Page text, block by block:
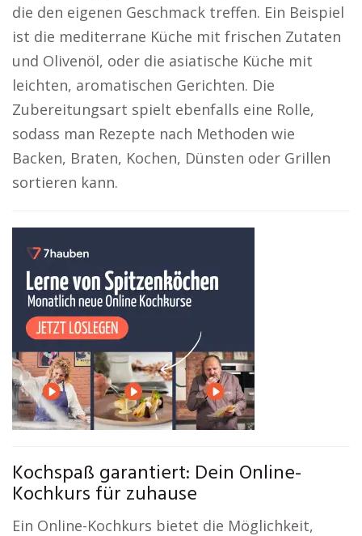
die den eigenen Geschmack treffen. Ein Beispiel
ist die mediterrane Küche mit frischen Zutaten
und Olivenöl, oder die asiatische Küche mit
leichten, aromatischen Gerichten. Die
Zubereitungsart spielt ebenfalls eine Rolle,
sodass man Rezepte nach Methoden wie
Backen, Braten, Kochen, Dünsten oder Grillen
sortieren kann.
Kochspaß garantiert: Dein Online-
Kochkurs für zuhause
Ein Online-Kochkurs bietet die Möglichkeit,